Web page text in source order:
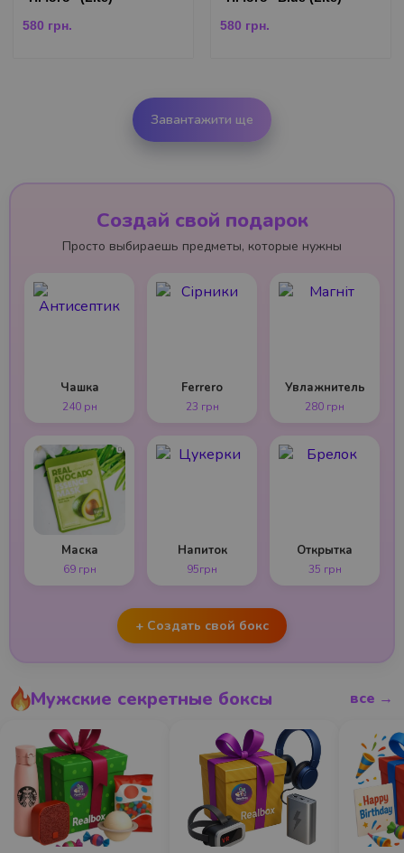
580 грн.
580 грн.
Завантажити ще
Создай свой подарок
Просто выбираешь предметы, которые нужны
Чашка
240 рн
Ferrero
23 грн
Увлажнитель
280 грн
Маска
69 грн
Напиток
95грн
Открытка
35 грн
+ Создать свой бокс
Мужские секретные боксы все →